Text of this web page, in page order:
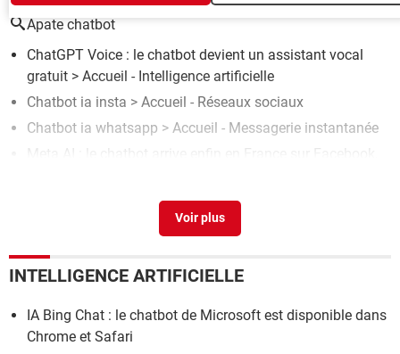
Apate chatbot
ChatGPT Voice : le chatbot devient un assistant vocal
gratuit > Accueil - Intelligence artificielle
Chatbot ia insta > Accueil - Réseaux sociaux
Chatbot ia whatsapp > Accueil - Messagerie instantanée
Meta AI : le chatbot arrive enfin en France sur Facebook,
Meta AI : le chatbot débarque dans la barre de recherche
> Accueil - Messagerie instantanée
INTELLIGENCE ARTIFICIELLE
IA Bing Chat : le chatbot de Microsoft est disponible dans
Chrome et Safari